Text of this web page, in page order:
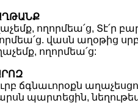
ողորմեա՛ց, Տէ՛ր
վասն աղօթից
ողորմեա՛ց:
ճգնաւորօքն
պարտեցին,